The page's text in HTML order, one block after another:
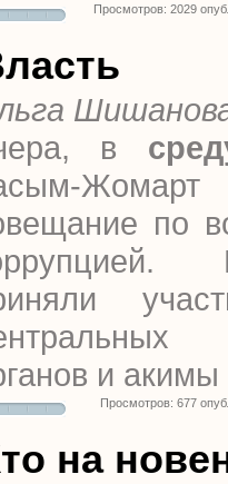
Просмотров: 2029
в
по
и
Просмотров: 677
на